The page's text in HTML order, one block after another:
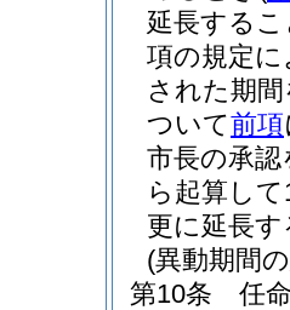
延長する
項の規定
された期
ついて前項
市長の承
ら起算し
更に延長
(異動期間
第10条
任